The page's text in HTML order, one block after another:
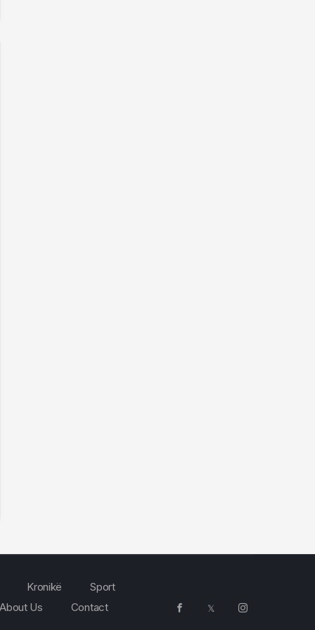
Kronikë
Sport
About Us
Contact